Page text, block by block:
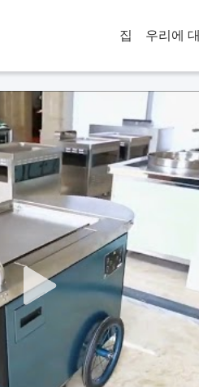
집 우리에